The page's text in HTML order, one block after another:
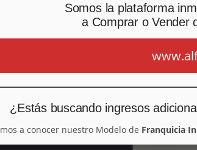
Somos la plataforma
a Comprar o Vender
¿Estás buscando ingresos
a conocer nuestro Modelo de Franquicia